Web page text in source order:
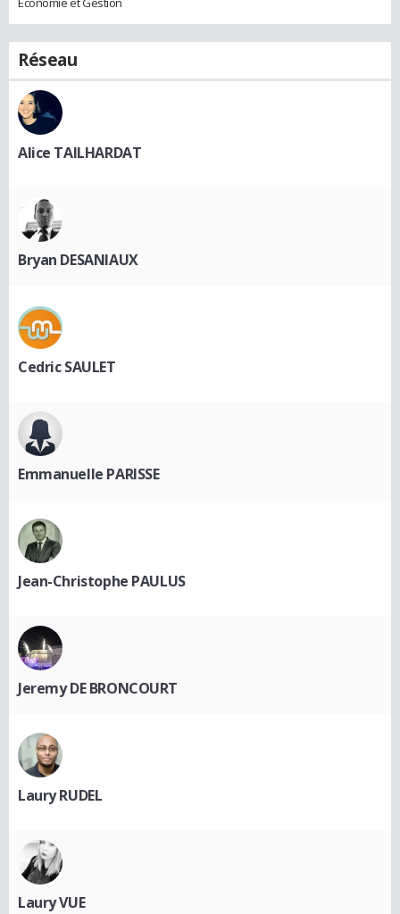
Réseau
Alice TAILHARDAT
Bryan DESANIAUX
Cedric SAULET
Emmanuelle PARISSE
Jean-Christophe PAULUS
Jeremy DE BRONCOURT
Laury RUDEL
Laury VUE